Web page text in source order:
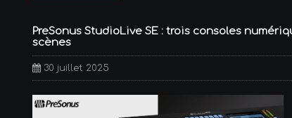
PreSonus StudioLive SE : trois consoles
scènes
30 juillet 2025